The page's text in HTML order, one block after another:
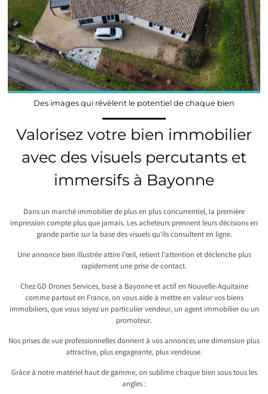
Des images qui révèlent le potentiel de chaque bien
Valorisez votre bien immobilier
avec des visuels percutants et
immersifs à Bayonne
Dans un marché immobilier de plus en plus concurrentiel, la première
impression compte plus que jamais. Les acheteurs prennent leurs décisions en
grande partie sur la base des visuels qu’ils consultent en ligne.
Une annonce bien illustrée attire l’œil, retient l’attention et déclenche plus
rapidement une prise de contact.
Chez GD Drones Services, basé à Bayonne et actif en Nouvelle-Aquitaine
comme partout en France, on vous aide à mettre en valeur vos biens
immobiliers, que vous soyez un particulier vendeur, un agent immobilier ou un
promoteur.
Nos prises de vue professionnelles donnent à vos annonces une dimension plus
attractive, plus engageante, plus vendeuse.
Grâce à notre matériel haut de gamme, on sublime chaque bien sous tous les
angles :